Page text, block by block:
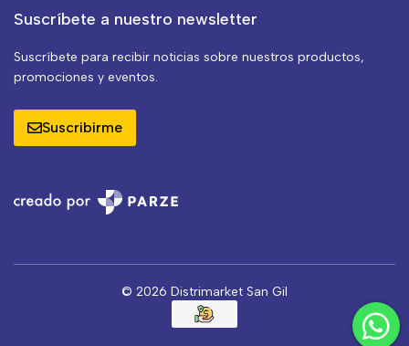
Suscríbete a nuestro newsletter
Suscríbete para recibir noticias sobre nuestros productos,
promociones y eventos.
Suscribirme
© 2026 Distrimarket San Gil